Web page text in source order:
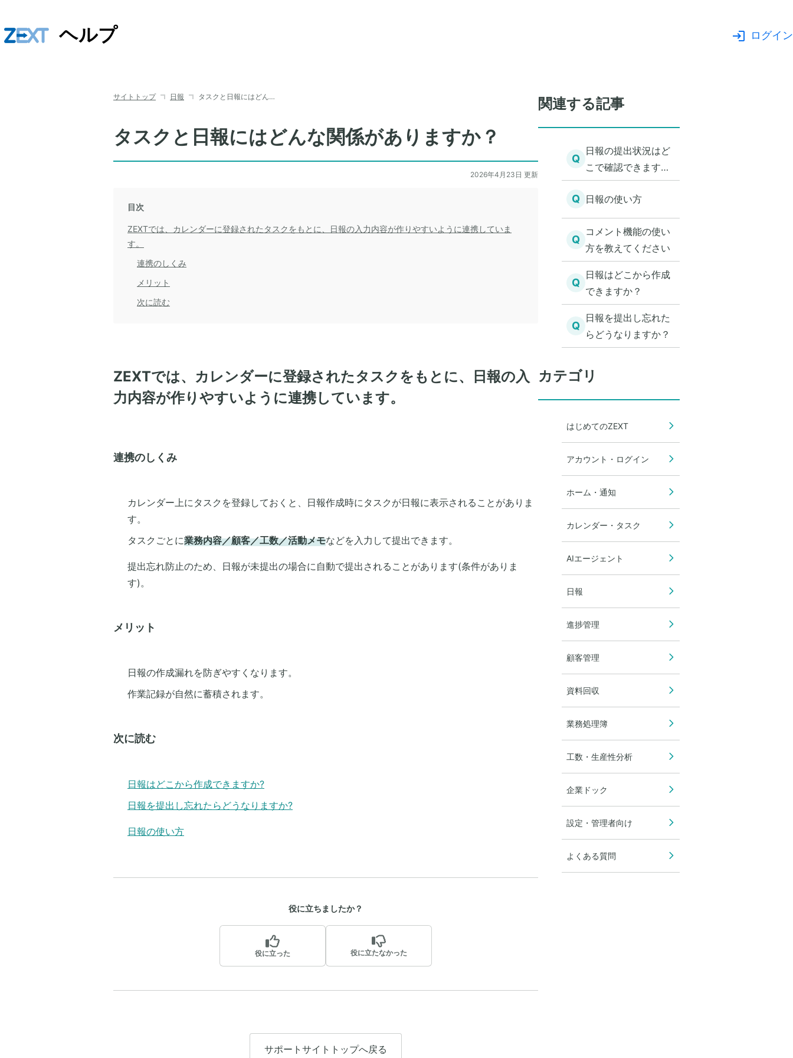
ヘルプ ログイン
サイトトップ 日報 タスクと日報にはどん…
タスクと日報にはどんな関係がありますか？
2026年4月23日 更新
目次
ZEXTでは、カレンダーに登録されたタスクをもとに、日報の入力内容が作りやすいように連携していま
す。
連携のしくみ
メリット
次に読む
ZEXTでは、カレンダーに登録されたタスクをもとに、日報の入
力内容が作りやすいように連携しています。
連携のしくみ
カレンダー上にタスクを登録しておくと、日報作成時にタスクが日報に表示されることがありま
す。
タスクごとに業務内容／顧客／工数／活動メモなどを入力して提出できます。
提出忘れ防止のため、日報が未提出の場合に自動で提出されることがあります(条件がありま
す)。
メリット
日報の作成漏れを防ぎやすくなります。
作業記録が自然に蓄積されます。
次に読む
日報はどこから作成できますか?
日報を提出し忘れたらどうなりますか?
日報の使い方
役に立ちましたか？
役に立った 役に立たなかった
サポートサイトトップへ戻る
関連する記事
Q
日報の提出状況はど
こで確認できます
か？
Q 日報の使い方
Q
コメント機能の使い
方を教えてください
Q
日報はどこから作成
できますか？
Q
日報を提出し忘れた
らどうなりますか？
カテゴリ
はじめてのZEXT
アカウント・ログイン
ホーム・通知
カレンダー・タスク
AIエージェント
日報
進捗管理
顧客管理
資料回収
業務処理簿
工数・生産性分析
企業ドック
設定・管理者向け
よくある質問